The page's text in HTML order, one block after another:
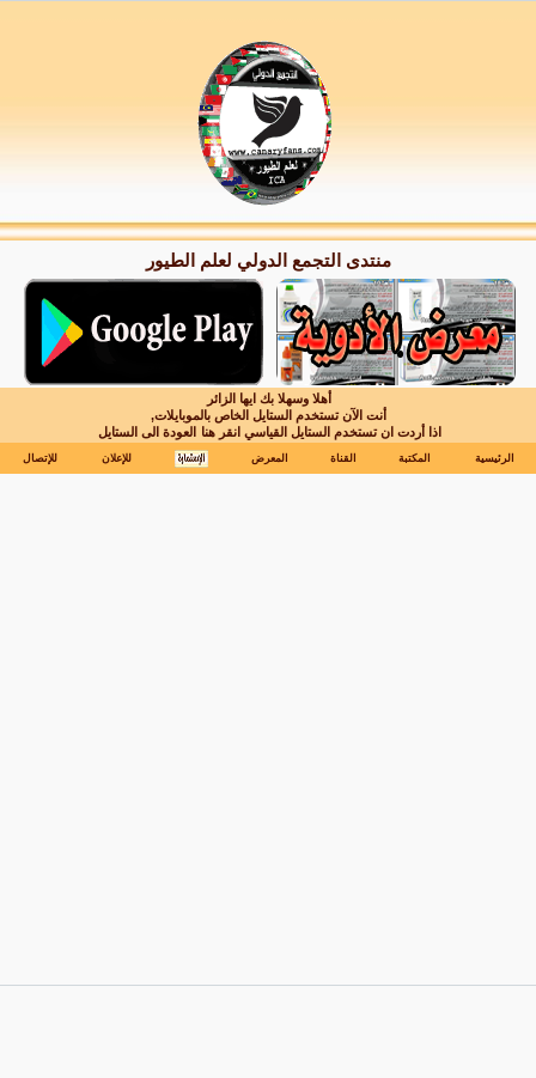
منتدى التجمع الدولي لعلم الطيور
أهلا وسهلا بك ايها الزائر
أنت الآن تستخدم الستايل الخاص بالموبايلات,
اذا أردت ان تستخدم الستايل القياسي انقر هنا العودة الى الستايل
الرئيسية المكتبة القناة المعرض للإعلان للإتصال